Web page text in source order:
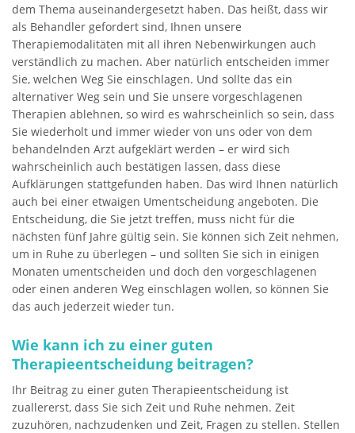
dem Thema auseinandergesetzt haben. Das heißt, dass wir
als Behandler gefordert sind, Ihnen unsere
Therapiemodalitäten mit all ihren Nebenwirkungen auch
verständlich zu machen. Aber natürlich entscheiden immer
Sie, welchen Weg Sie einschlagen. Und sollte das ein
alternativer Weg sein und Sie unsere vorgeschlagenen
Therapien ablehnen, so wird es wahrscheinlich so sein, dass
Sie wiederholt und immer wieder von uns oder von dem
behandelnden Arzt aufgeklärt werden – er wird sich
wahrscheinlich auch bestätigen lassen, dass diese
Aufklärungen stattgefunden haben. Das wird Ihnen natürlich
auch bei einer etwaigen Umentscheidung angeboten. Die
Entscheidung, die Sie jetzt treffen, muss nicht für die
nächsten fünf Jahre gültig sein. Sie können sich Zeit nehmen,
um in Ruhe zu überlegen – und sollten Sie sich in einigen
Monaten umentscheiden und doch den vorgeschlagenen
oder einen anderen Weg einschlagen wollen, so können Sie
das auch jederzeit wieder tun.
Wie kann ich zu einer guten
Therapieentscheidung beitragen?
Ihr Beitrag zu einer guten Therapieentscheidung ist
zuallererst, dass Sie sich Zeit und Ruhe nehmen. Zeit
zuzuhören, nachzudenken und Zeit, Fragen zu stellen. Stellen